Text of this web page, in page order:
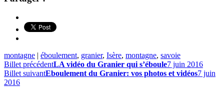
montagne | éboulement, granier, Isère, montagne, savoie
Billet précédentLA vidéo du Granier qui s’éboule7 juin 2016
Billet suivantEboulement du Granier: vos photos et vidéos7 juin
2016